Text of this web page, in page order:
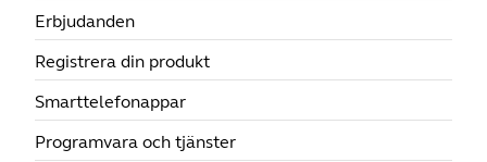
Erbjudanden
Registrera din produkt
Smarttelefonappar
Programvara och tjänster